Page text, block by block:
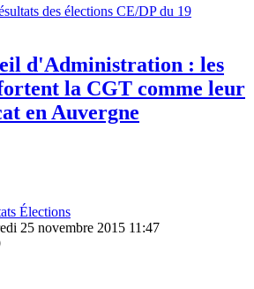
des élections CE/DP du 19
d'Administration : les
la CGT comme leur
en Auvergne
Élections
25 novembre 2015 11:47